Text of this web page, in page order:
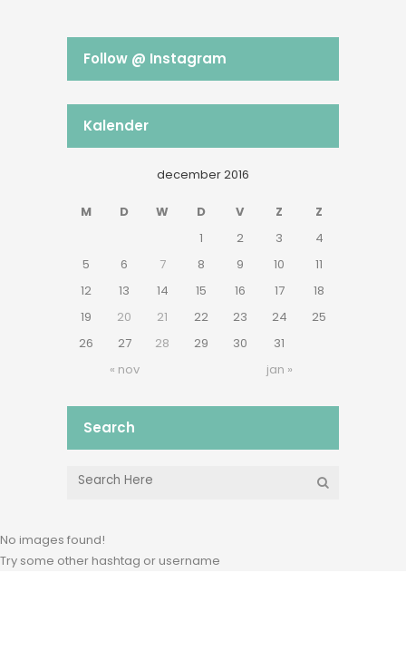
Follow @ Instagram
Kalender
december 2016
M D W D V Z Z
« nov jan »
1 2 3
4
5
6 7 8 9 10
11
12
13 14 15 16 17
18
19
20 21 22 23 24
25
26
27 28 29 30 31
Search
No images found!
Try some other hashtag or username